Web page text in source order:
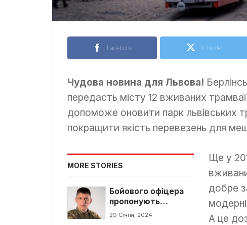
Facebook X Twitter
Чудова новина для Львова!
передасть місту 12 вживаних
допоможе оновити парк львівських
покращити якість перевезень для
MORE STORIES
Бойового офіцера
пропонують
призначити
29 Січня, 2024
Ще у
добре
А це